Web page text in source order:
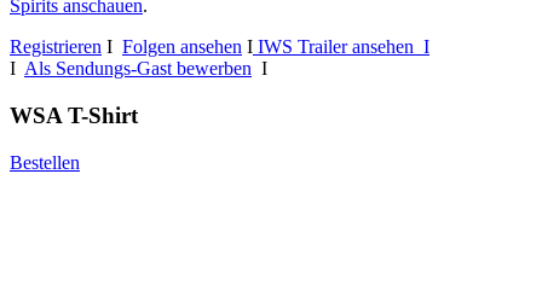
Spirits anschauen.
Registrieren I Folgen ansehen I IWS Trailer ansehen I
I Als Sendungs-Gast bewerben I
WSA T-Shirt
Bestellen